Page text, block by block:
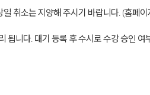
취소는 지양해 주시기 바랍니다. (홈페
됩니다. 대기 등록 후 수시로 수강 승인 여